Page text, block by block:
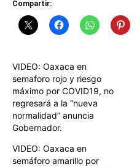
Compartir:
VIDEO: Oaxaca en
semaforo rojo y riesgo
máximo por COVID19, no
regresará a la “nueva
normalidad” anuncia
Gobernador.
VIDEO: Oaxaca en
semáforo amarillo por